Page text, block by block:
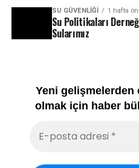
SU GÜVENLIĞI 1 hafta
Su Politikaları
Sularımız
Yeni gelişmelerden
olmak için haber